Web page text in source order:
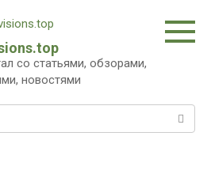
со статьями, обзорами,
новостями